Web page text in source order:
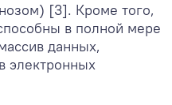
[3]. Кроме того,
в полной мере
данных,
электронных